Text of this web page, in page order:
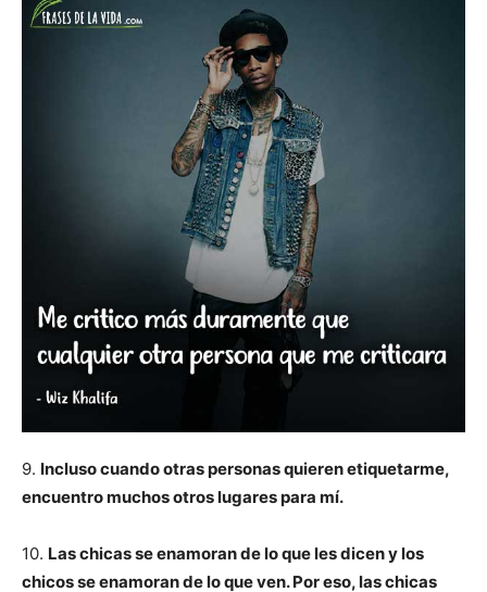
9. Incluso cuando otras personas quieren etiquetarme,
encuentro muchos otros lugares para mí.
10. Las chicas se enamoran de lo que les dicen y los
chicos se enamoran de lo que ven. Por eso, las chicas